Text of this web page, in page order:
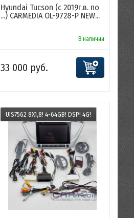
Hyundai Tucson (с 2019г.в. по
...) CARMEDIA OL-9728-P NEW...
В наличии
33 000 руб.
UIS7562 8X1,8! 4-64GB! DSP! 4G!